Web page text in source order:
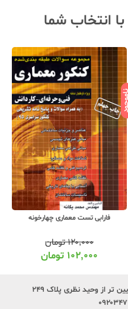
انتخاب شما
فارابی تست معماری چهارخونه
۱۲۰,۰۰۰تومان
۱۰۲,۰۰۰ تومان